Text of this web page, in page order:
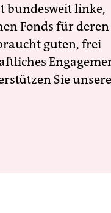
bundesweit linke,
Fonds für deren
guten, frei
Sie unsere